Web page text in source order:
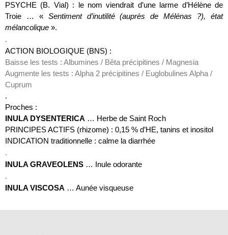
PSYCHE (B. Vial) : le nom viendrait d’une larme d’Hélène de
Troie … « Sentiment d’inutilité (auprès de Mélénas ?), état
mélancolique ».
.
ACTION BIOLOGIQUE (BNS) :
Baisse les tests : Albumines / Bêta précipitines / Magnesia
Augmente les tests : Alpha 2 précipitines / Euglobulines Alpha /
Cuprum
.
Proches :
INULA DYSENTERICA … Herbe de Saint Roch
PRINCIPES ACTIFS (rhizome) : 0,15 % d’HE, tanins et inositol
INDICATION traditionnelle : calme la diarrhée
.
INULA GRAVEOLENS … Inule odorante
.
INULA VISCOSA … Aunée visqueuse